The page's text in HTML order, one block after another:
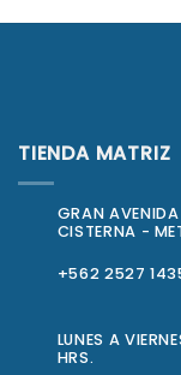
TIENDA MATRIZ
GRAN
CISTERNA -
+562 2527
LUNES A
HRS.